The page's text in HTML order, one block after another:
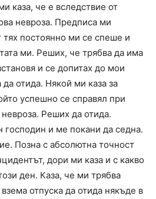
каза, че е вследствие от
невроза. Предписа ми
тях постоянно ми се спеше и
ми. Реших, че трябва да има
и се допитах до мои
отида. Някой ми каза за
успешно се справял при
Реших да отида.
и ме покани да седна.
Позна с абсолютна точност
дори ми каза и с какво
ден. Каза, че ми трябва
отпуска да отида някъде в